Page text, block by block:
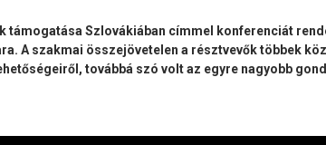
támogatása Szlovákiában címmel konferenciát
A szakmai összejövetelen a résztvevők többek
továbbá szó volt az egyre nagyobb